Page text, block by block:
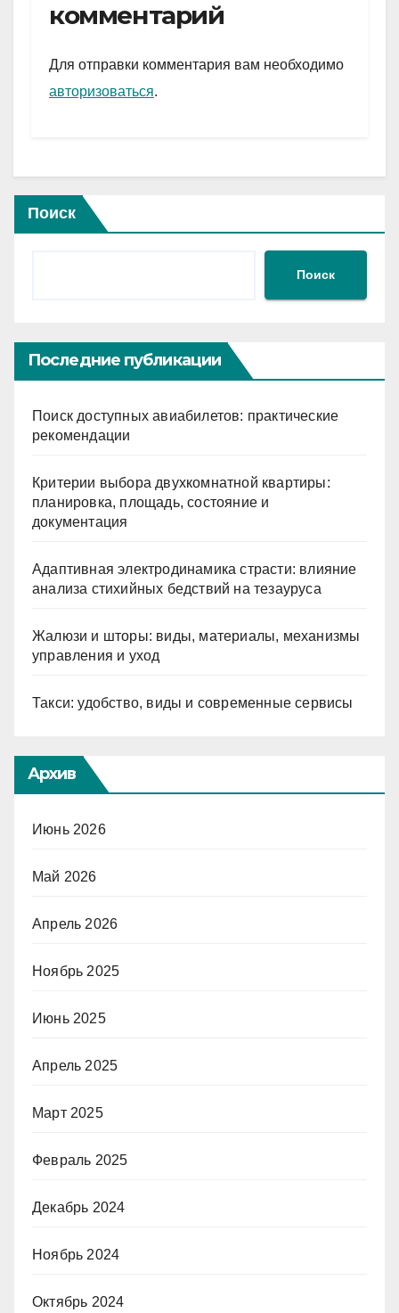
a
m
A
p
и
комментарий
Для отправки комментария вам необходимо
авторизоваться.
Поиск
Поиск
Последние публикации
Поиск доступных авиабилетов: практические
рекомендации
Критерии выбора двухкомнатной квартиры:
планировка, площадь, состояние и
документация
Адаптивная электродинамика страсти: влияние
анализа стихийных бедствий на тезауруса
Жалюзи и шторы: виды, материалы, механизмы
управления и уход
Такси: удобство, виды и современные сервисы
Архив
Июнь 2026
Май 2026
Апрель 2026
Ноябрь 2025
Июнь 2025
Апрель 2025
Март 2025
Февраль 2025
Декабрь 2024
Ноябрь 2024
Октябрь 2024